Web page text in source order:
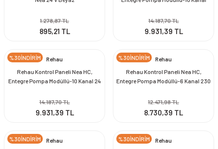
1.278,87 TL
895,21 TL
14.187,70 TL
9.931,39 TL
%30İNDİRİM
Rehau
Rehau Kontrol Paneli Nea HC,
Entegre Pompa Modüllü-10 Kanal 24
14.187,70 TL
9.931,39 TL
%30İNDİRİM
Rehau
Rehau Kontrol Paneli Nea HC,
Entegre Pompa Modüllü-6 Kanal 230
12.471,98 TL
8.730,39 TL
%30İNDİRİM
Rehau
%30İNDİRİM
Rehau